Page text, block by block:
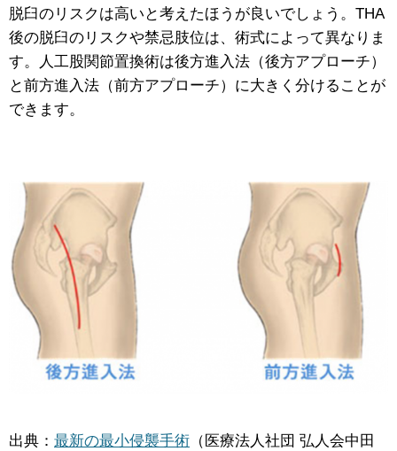
脱臼のリスクは高いと考えたほうが良いでしょう。THA
後の脱臼のリスクや禁忌肢位は、術式によって異なりま
す。人工股関節置換術は後方進入法（後方アプローチ）
と前方進入法（前方アプローチ）に大きく分けることが
できます。
出典： 最新の最小侵襲手術 （医療法人社団 弘人会中田